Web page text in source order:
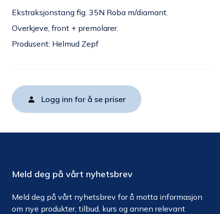
Ekstraksjonstang fig. 35N Roba m/diamant.
Overkjeve, front + premolarer.
Produsent: Helmud Zepf
Logg inn for å se priser
Meld deg på vårt nyhetsbrev
Meld deg på vårt nyhetsbrev for å motta informasjon
om nye produkter, tilbud, kurs og annen relevant